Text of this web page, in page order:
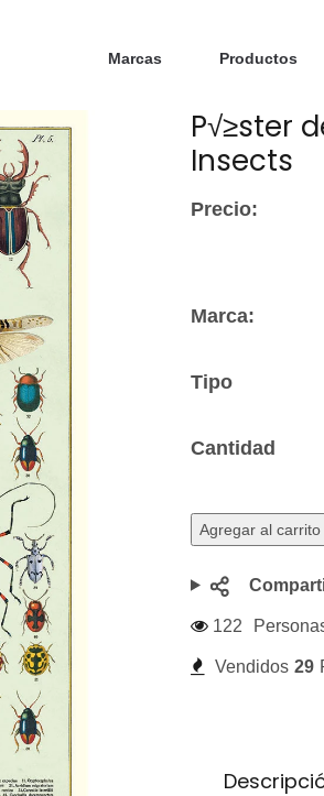
Marcas Productos
P√≥ster
Insects
Precio:
Marca:
Tipo
Cantidad
Agregar al carrito
122
Vendidos 29